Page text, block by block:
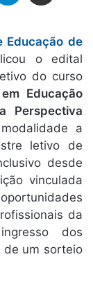
Educação de
o edital
do curso
Educação
Perspectiva
a
letivo de
desde
vinculada
da
dos
de um sorteio